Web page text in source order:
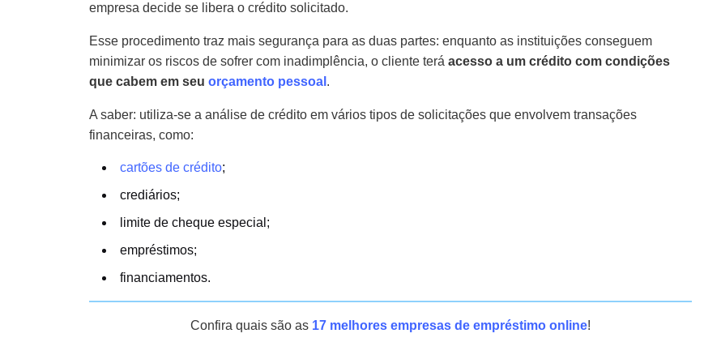
empresa decide se libera o crédito solicitado.
Esse procedimento traz mais segurança para as duas partes: enquanto as instituições conseguem
minimizar os riscos de sofrer com inadimplência, o cliente terá acesso a um crédito com condições
que cabem em seu orçamento pessoal .
A saber: utiliza-se a análise de crédito em vários tipos de solicitações que envolvem transações
financeiras, como:
cartões de crédito;
crediários;
limite de cheque especial;
empréstimos;
financiamentos.
Confira quais são as 17 melhores empresas de empréstimo online!